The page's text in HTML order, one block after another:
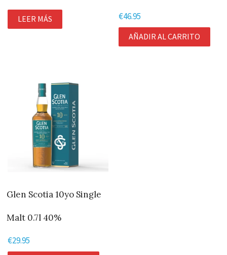
LEER MÁS €46.95
AÑADIR AL CARRITO
Glen Scotia 10yo Single
Malt 0.7l 40%
€29.95